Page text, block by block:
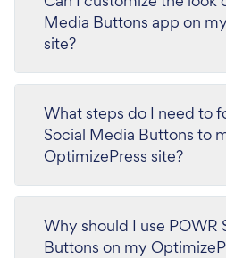
Media Buttons app on
site?
What steps do I need to
Social Media Buttons to
OptimizePress site?
Why should I use POWR
Buttons on my